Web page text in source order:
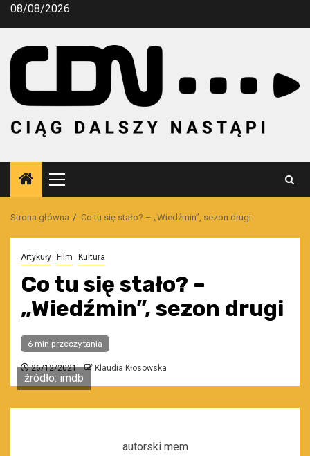
Przejdź
08/08/2026
Menu
główne
Strona główna Co tu się stało? – „Wiedźmin”, sezon drugi
Artykuły Film Kultura
Co tu się stało? –
„Wiedźmin”, sezon drugi
6 min przeczytania
26/12/2021 Klaudia Kłosowska
źródło: imdb
autorski mem